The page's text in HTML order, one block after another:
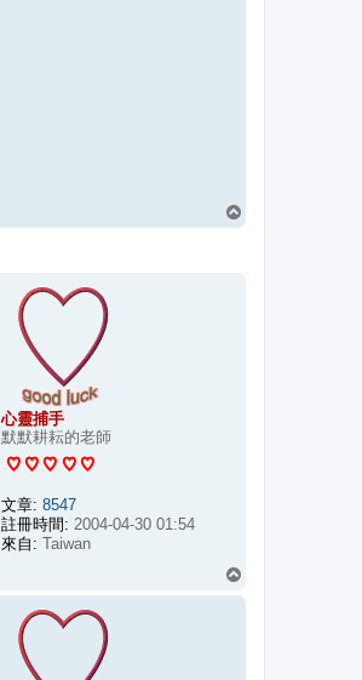
心靈捕手
默默耕耘的老師
文章: 8547
註冊時間: 2004-04-30 01:54
來自: Taiwan